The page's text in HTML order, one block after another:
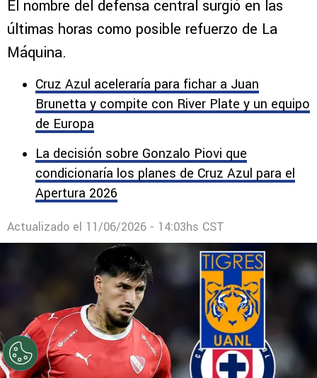
El nombre del defensa central surgió en las
últimas horas como posible refuerzo de La
Máquina.
Cruz Azul aceleraría para fichar a Juan
Brunetta y compite con River Plate y un equipo
de Europa
La decisión sobre Gonzalo Piovi que
condicionaría los planes de Cruz Azul para el
Apertura 2026
Actualizado el 11/06/2026 - 14:03hs CST